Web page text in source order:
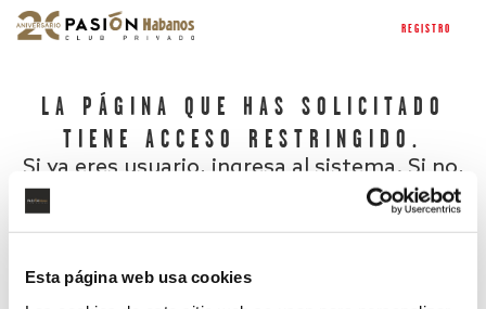
Esta página web usa cookies
REGISTRO
LA PÁGINA QUE HAS SOLICITADO
TIENE ACCESO RESTRINGIDO.
Si ya eres usuario, ingresa al sistema. Si no,